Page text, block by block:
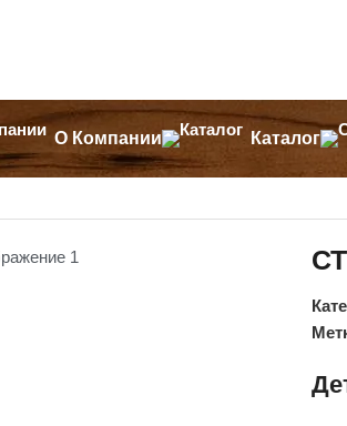
О Компании Каталог